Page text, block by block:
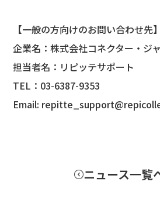
【一般の方向けのお問い合わせ先】
企業名：株式会社コネクター・ジ
担当者名：リピッテサポート
TEL：03-6387-9353
Email:
ニュース一覧